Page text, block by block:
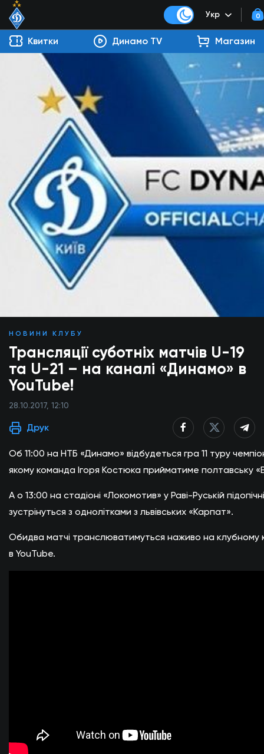
Укр 0
Квитки Динамо TV Магазин
НОВИНИ КЛУБУ
Трансляції суботніх матчів U-19
та U-21 – на каналі «Динамо» в
YouTube!
28.10.2017, 12:10
Друк
Об 11:00 на НТБ «Динамо» відбудеться гра 11 туру
якому команда Ігоря Костюка прийматиме полтавську
А о 13:00 на стадіоні «Локомотив» у Раві-Руській
зустрінуться з однолітками з львівських «Карпат».
Обидва матчі транслюватимуться наживо на клубному
в YouTube.